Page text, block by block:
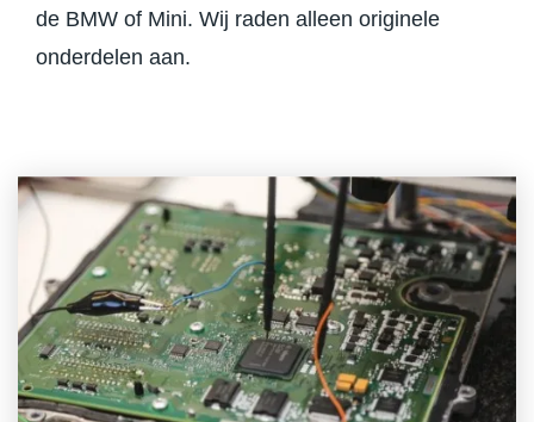
de BMW of Mini. Wij raden alleen originele
onderdelen aan.